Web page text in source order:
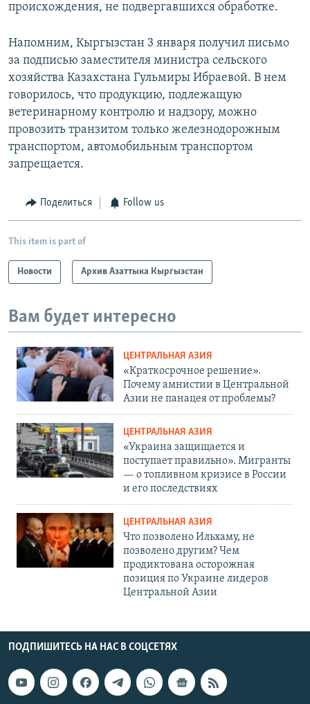
происхождения, не подвергавшихся обработке.
Напомним, Кыргызстан 3 января получил письмо
за подписью заместителя министра сельского
хозяйства Казахстана Гульмиры Ибраевой. В нем
говорилось, что продукцию, подлежащую
ветеринарному контролю и надзору, можно
провозить транзитом только железнодорожным
транспортом, автомобильным транспортом
запрещается.
Поделиться Follow us
This item is part of
Новости Архив Азаттыка Кыргызстан
Вам будет интересно
ЦЕНТРАЛЬНАЯ АЗИЯ
«Краткосрочное решение».
Почему амнистии в Центральной
Азии не панацея от проблемы?
ЦЕНТРАЛЬНАЯ АЗИЯ
«Украина защищается и
поступает правильно». Мигранты
— о топливном кризисе в России
и его последствиях
ЦЕНТРАЛЬНАЯ АЗИЯ
Что позволено Ильхаму, не
позволено другим? Чем
продиктована осторожная
позиция по Украине лидеров
Центральной Азии
ПОДПИШИТЕСЬ НА НАС В СОЦСЕТЯХ